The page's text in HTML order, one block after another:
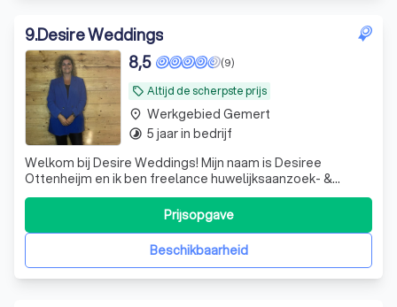
9.Desire Weddings
local_offer Altijd de scherpste prijs
(9)
8,5
Welkom bij Desire Weddings! Mijn naam is Desiree
Ottenheijm en ik ben freelance huwelijksaanzoek- &
weddingplanner. Hebben jullie plannen om te gaan
trouwen? Dan zijn jullie bij mij aan het juiste adres. Laten
we samen jullie liefde vieren! Ben jij van plan om je partner
een aanzoek te doen? Ik helBeschikbaarheid
Prijsopgave
place Werkgebied Gemert
timelapse 5 jaar in bedrijf